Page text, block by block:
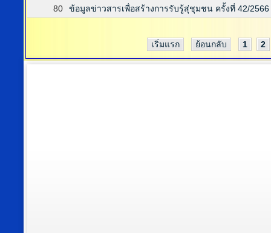
80
ข้อมูลข่าวสารเพื่อสร้างการรับรู้สุ่ชุมชน ครั้งที่ 42/2566
เริ่มแรก ย้อนกลับ 1 2